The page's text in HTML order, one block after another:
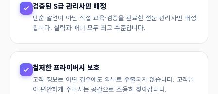
검증된 S급 관리사만 배정
단순 알선이 아닌 직접 교육·검증을 완료한 전문 관리사만 배정
됩니다. 실력과 매너 모두 최고 수준입니다.
철저한 프라이버시 보호
고객 정보는 어떤 경우에도 외부로 유출되지 않습니다. 고객님
이 편안하게 주무시는 공간으로 조용히 찾아갑니다.